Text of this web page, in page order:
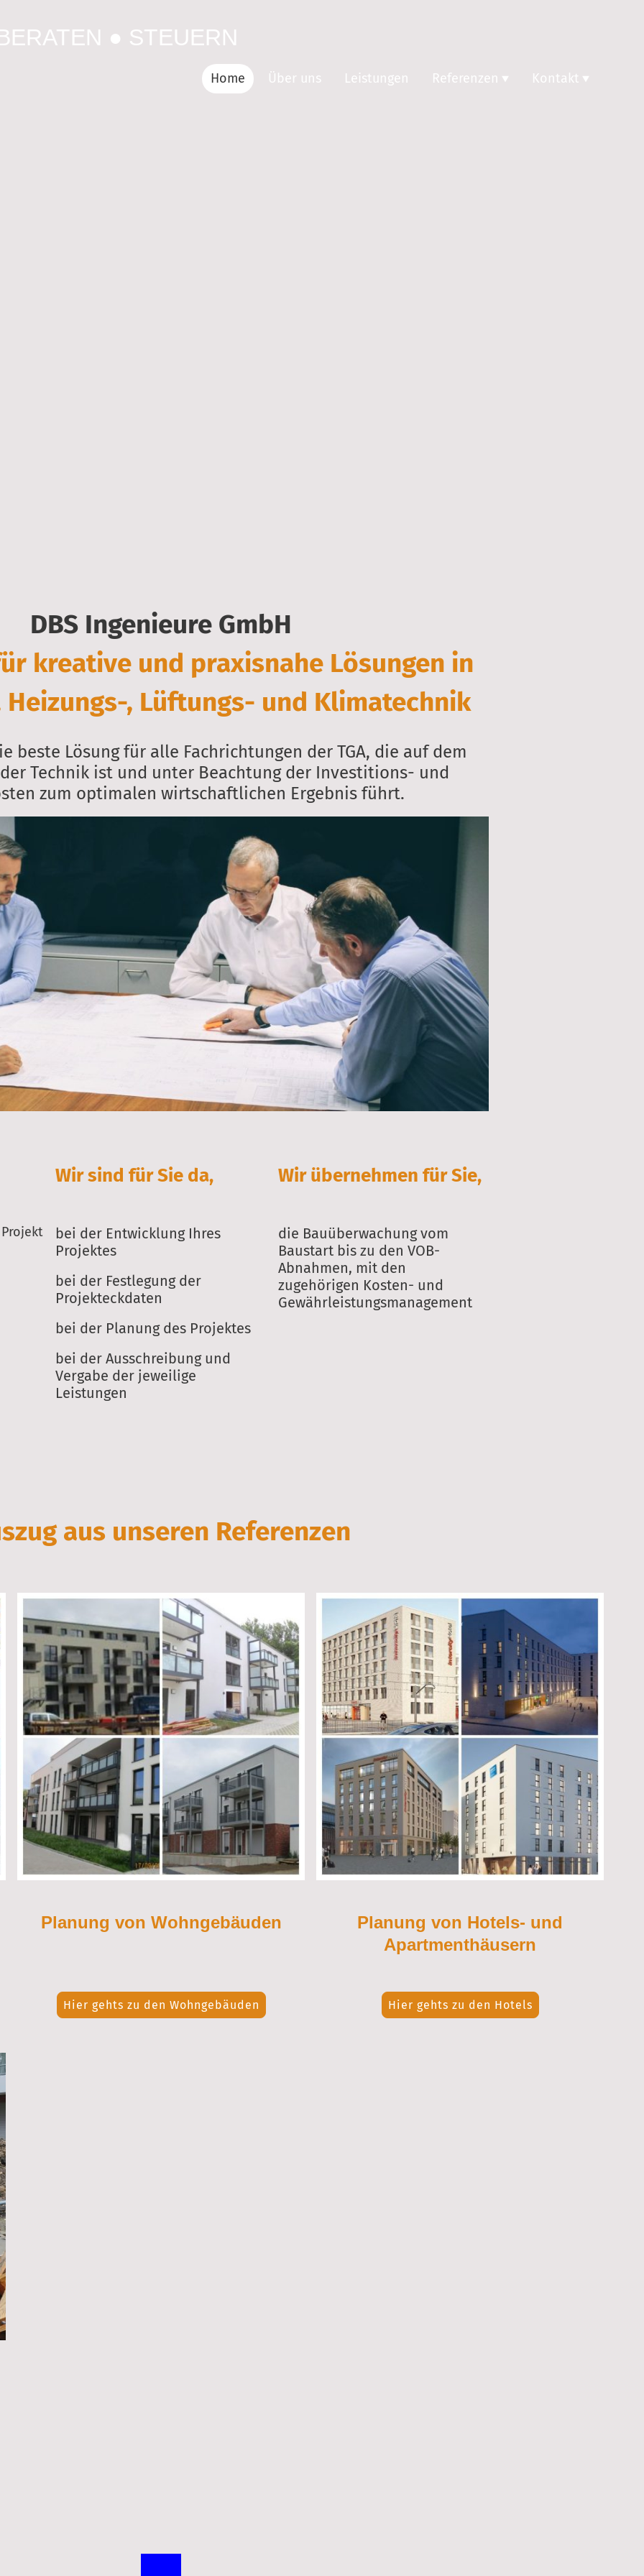
● STEUERN
Home Über uns Leistungen Referenzen Kontakt
DBS Ingenieure GmbH
kreative und praxisnahe Lösungen in
, Lüftungs- und Klimatechnik
beste Lösung für alle Fachrichtungen der TGA, die auf dem
Technik ist und unter Beachtung der Investitions- und
zum optimalen wirtschaftlichen Ergebnis führt.
Wir sind für Sie da,
bei der Entwicklung Ihres
Projektes
bei der Festlegung der
Projekteckdaten
bei der Planung des Projektes
bei der Ausschreibung und
Vergabe der jeweilige
Leistungen
Wir übernehmen für Sie,
die Bauüberwachung vom
Baustart bis zu den VOB-
Abnahmen, mit den
zugehörigen Kosten- und
Gewährleistungsmanagement
aus unseren Referenzen
Planung von Wohngebäuden
Hier gehts zu den Wohngebäuden
Planung von Hotels- und
Apartmenthäusern
Hier gehts zu den Hotels